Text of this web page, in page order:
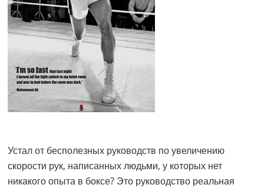
Устал от бесполезных руководств по увеличению
скорости рук, написанных людьми, у которых нет
никакого опыта в боксе? Это руководство реальная